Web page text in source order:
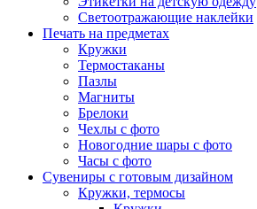
Светоотражающие наклейки
Печать на предметах
Кружки
Термостаканы
Пазлы
Магниты
Брелоки
Чехлы с фото
Новогодние шары с фото
Часы с фото
Сувениры с готовым дизайном
Кружки, термосы